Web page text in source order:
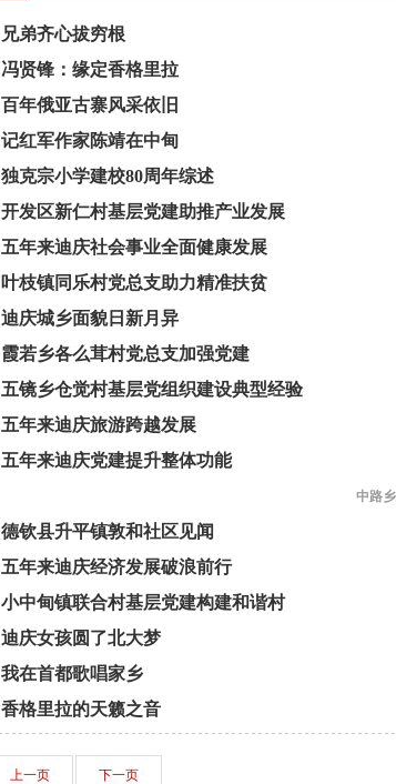
兄弟齐心拔穷根
冯贤锋：缘定香格里拉
百年俄亚古寨风采依旧
记红军作家陈靖在中甸
独克宗小学建校80周年综述
开发区新仁村基层党建助推产业发展
五年来迪庆社会事业全面健康发展
叶枝镇同乐村党总支助力精准扶贫
迪庆城乡面貌日新月异
霞若乡各么茸村党总支加强党建
五镜乡仓觉村基层党组织建设典型经验
五年来迪庆旅游跨越发展
五年来迪庆党建提升整体功能
中路
德钦县升平镇敦和社区见闻
五年来迪庆经济发展破浪前行
小中甸镇联合村基层党建构建和谐村
迪庆女孩圆了北大梦
我在首都歌唱家乡
香格里拉的天籁之音
上一页 下一页